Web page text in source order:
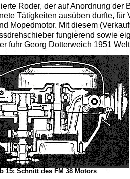
Roder, der auf Anordnung der
Tätigkeiten ausüben durfte, für
Mopedmotor. Mit diesem
fungierend sowie
fuhr Georg Dotterweich 1951
15: Schnitt des FM 38 Motors